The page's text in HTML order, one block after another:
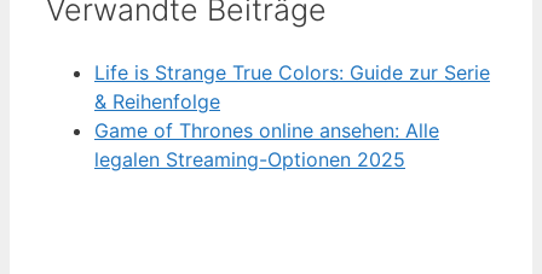
Verwandte Beiträge
Life is Strange True Colors: Guide zur Serie
& Reihenfolge
Game of Thrones online ansehen: Alle
legalen Streaming-Optionen 2025